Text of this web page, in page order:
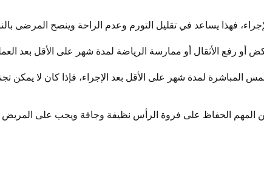
فهذا يساعد في تقليل التورم وعدم الراحة وينصح المرضى
رفع الأثقال أو ممارسة الرياضة لمدة شهر على الأقل بعد
لمدة شهر على الأقل بعد الإجراء، فإذا كان لا يمكن
المهم الحفاظ على فروة الرأس نظيفة وجافة ويجب على